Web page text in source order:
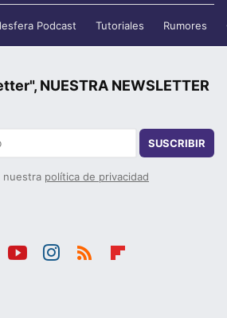
Podcast Tutoriales Rumores
NUESTRA NEWSLETTER
SUSCRIBIR
nuestra política de privacidad